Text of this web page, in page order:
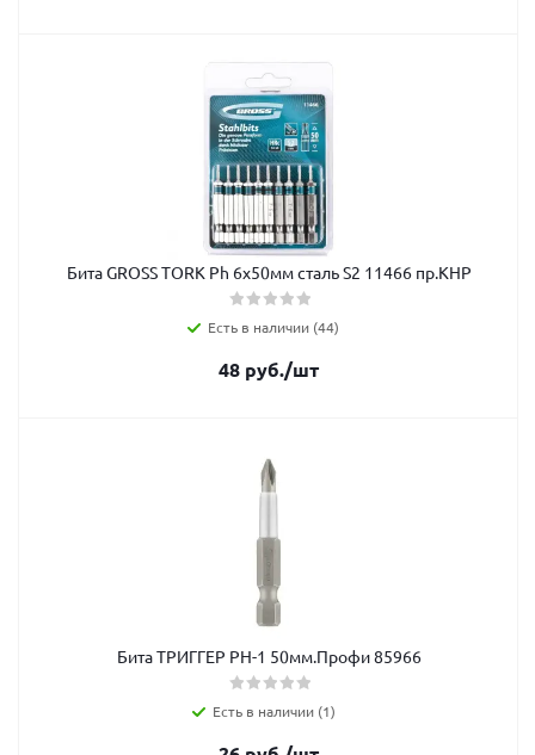
Бита GROSS TORK Рh 6x50мм сталь S2 11466 пр.КНР
Есть в наличии (44)
48 руб./шт
Бита ТРИГГЕР РН-1 50мм.Профи 85966
Есть в наличии (1)